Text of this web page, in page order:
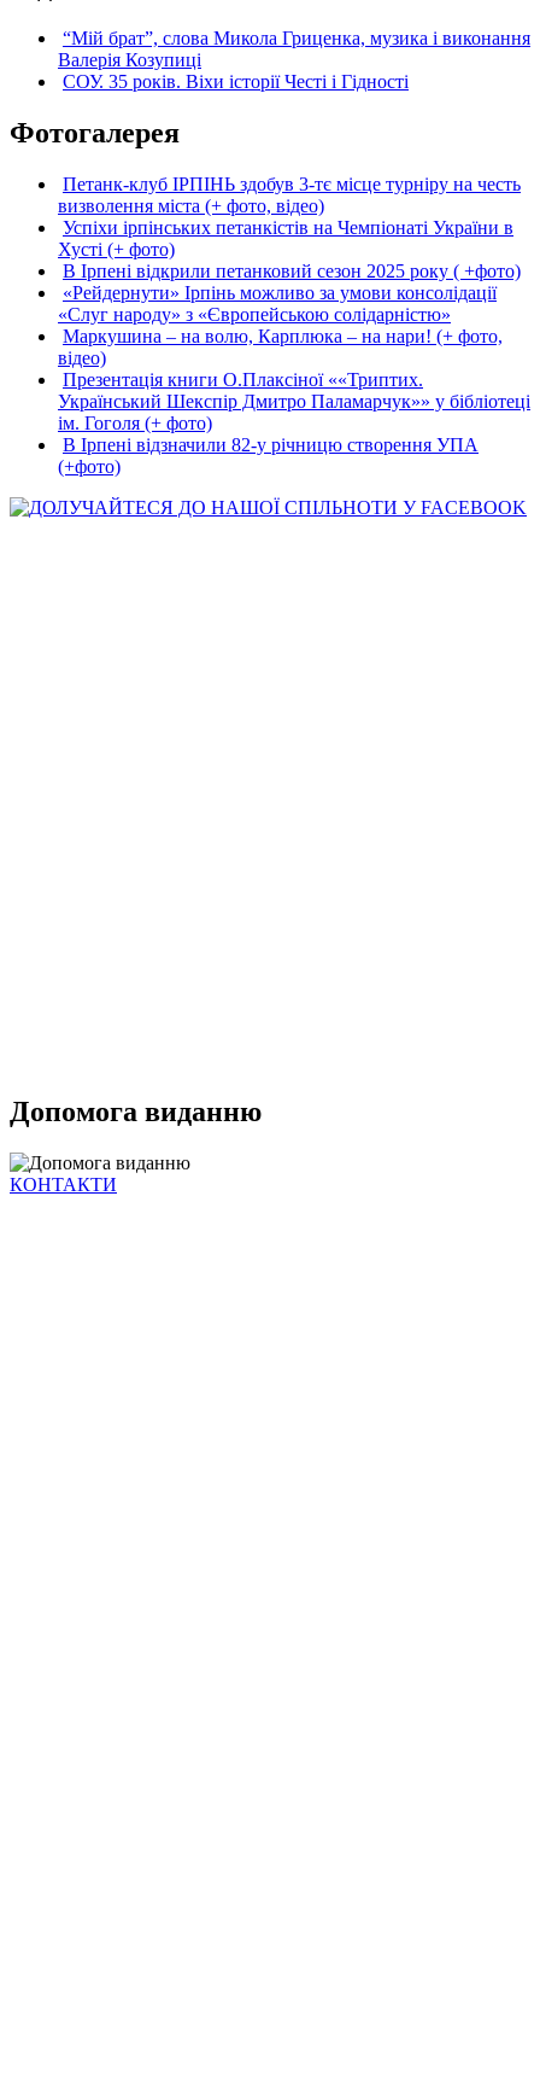
“Мій брат”, слова Микола Гриценка, музика і виконання
Валерія Козупиці
СОУ. 35 років. Віхи історії Честі і Гідності
Фотогалерея
Петанк-клуб ІРПІНЬ здобув 3-тє місце турніру на честь
визволення міста (+ фото, відео)
Успіхи ірпінських петанкістів на Чемпіонаті України в
Хусті (+ фото)
В Ірпені відкрили петанковий сезон 2025 року ( +фото)
«Рейдернути» Ірпінь можливо за умови консолідації
«Слуг народу» з «Європейською солідарністю»
Маркушина – на волю, Карплюка – на нари! (+ фото,
відео)
Презентація книги О.Плаксіної ««Триптих.
Український Шекспір Дмитро Паламарчук»» у бібліотеці
ім. Гоголя (+ фото)
В Ірпені відзначили 82-у річницю створення УПА
(+фото)
Допомога виданню
КОНТАКТИ